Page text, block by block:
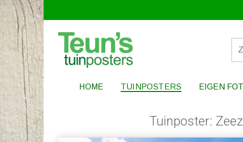
HOME TUINPOSTERS EIGEN
Tuinposter: